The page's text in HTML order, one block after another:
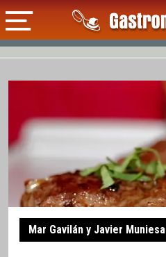
Mar Gavilán y Javier Muniesa